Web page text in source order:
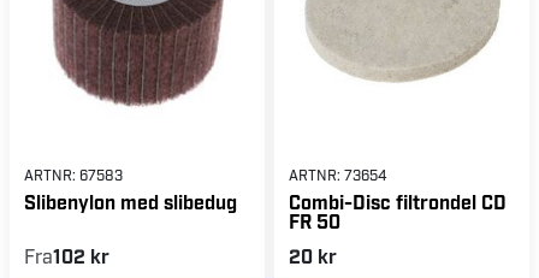
ARTNR: 67583
Slibenylon med slibedug
Fra102 kr
ARTNR: 73654
Combi-Disc filtrondel CD
FR 50
20 kr